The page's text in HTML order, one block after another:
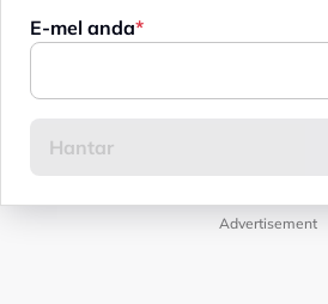
E-mel anda
Advertisement